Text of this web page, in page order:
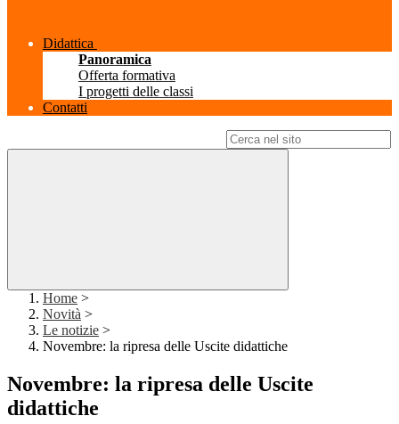
Didattica
Panoramica
Offerta formativa
I progetti delle classi
Contatti
Home >
Novità >
Le notizie >
Novembre: la ripresa delle Uscite didattiche
Novembre: la ripresa delle Uscite
didattiche